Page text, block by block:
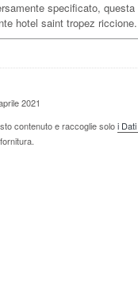
specificato,
hotel saint tropez riccione.
2021
contenuto e raccoglie soloi